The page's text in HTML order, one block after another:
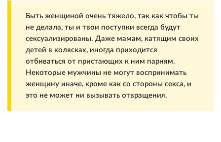
Быть женщиной очень тяжело, так как чтобы ты
не делала, ты и твои поступки всегда будут
сексуализированы. Даже мамам, катящим своих
детей в колясках, иногда приходится
отбиваться от пристающих к ним парням.
Некоторые мужчины не могут воспринимать
женщину иначе, кроме как со стороны секса, и
это не может ни вызывать отвращения.